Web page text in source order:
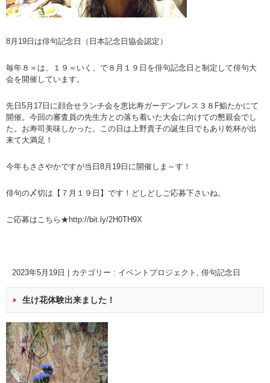
8月19日は俳句記念日（日本記念日協会認定）
毎年８＝は、１９＝いく、で８月１９日を俳句記念日と制定して俳句大
会を開催しています。
先日5月17日に顔合せランチ会を恵比寿ガーデンプレス３８F鮨たかにて
開催。今回の審査員の先生方との落ち着いた大会に向けての懇親会でし
た。お寿司美味しかった。この日は上野貴子の誕生日でもあり乾杯が出
来て大満足！
今年もささやかですが当日8月19日に開催しま～す！
俳句の〆切は【７月１９日】です！どしどしご応募下さいね。
ご応募はこちら★ http://bit.ly/2H0TH9X
2023年5月19日 カテゴリー : イベントプロジェクト , 俳句記念日
生け花体験出来ました！